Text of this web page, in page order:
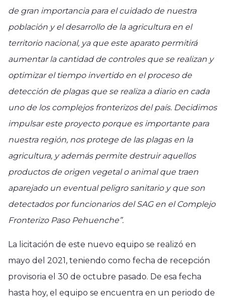
de gran importancia para el cuidado de nuestra
población y el desarrollo de la agricultura en el
territorio nacional, ya que este aparato permitirá
aumentar la cantidad de controles que se realizan y
optimizar el tiempo invertido en el proceso de
detección de plagas que se realiza a diario en cada
uno de los complejos fronterizos del país. Decidimos
impulsar este proyecto porque es importante para
nuestra región, nos protege de las plagas en la
agricultura, y además permite destruir aquellos
productos de origen vegetal o animal que traen
aparejado un eventual peligro sanitario y que son
detectados por funcionarios del SAG en el Complejo
Fronterizo Paso Pehuenche”.
La licitación de este nuevo equipo se realizó en
mayo del 2021, teniendo como fecha de recepción
provisoria el 30 de octubre pasado. De esa fecha
hasta hoy, el equipo se encuentra en un periodo de